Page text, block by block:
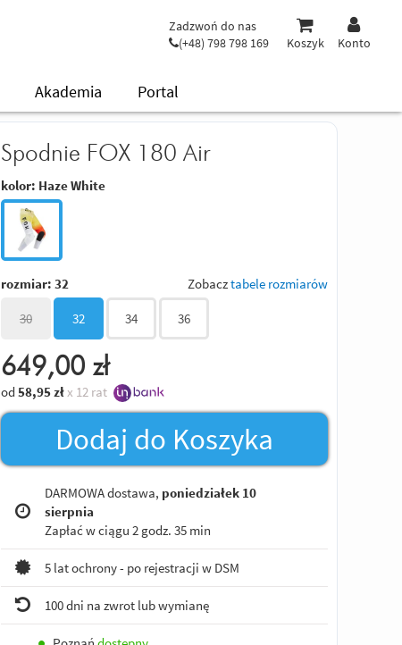
Zadzwoń do nas
(+48) 798 798 169
Koszyk Konto
Akademia Portal
Spodnie FOX 180 Air
kolor: Haze White
rozmiar: 32 Zobacztabele rozmiarów
30 32 34 36
649,00 zł
od 58,95 zł x 12 rat
Dodaj do Koszyka
DARMOWA dostawa, poniedziałek 10
sierpnia
Zapłać w ciągu 2 godz. 35 min
5 lat ochrony - po rejestracji w DSM
100 dni na zwrot lub wymianę